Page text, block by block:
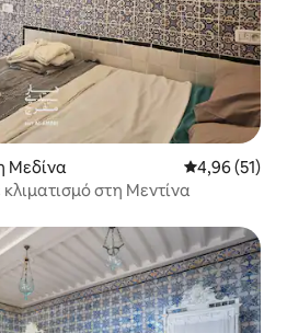
Μεδίνα Μέση
4,96 (51)
στη Μεντίνα